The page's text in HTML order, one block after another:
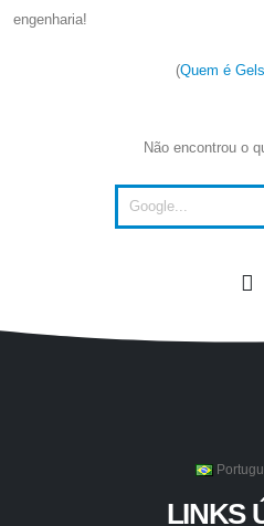
engenharia!
(Quem é
Não encontrou o
LINKS